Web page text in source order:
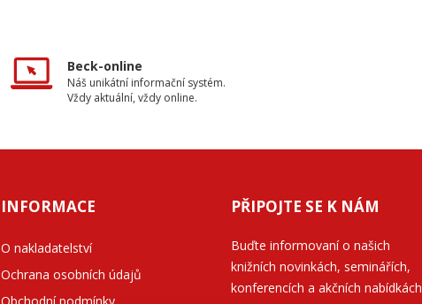
Beck-online
Náš unikátní informační systém.
Vždy aktuální, vždy online.
INFORMACE
O nakladatelství
Ochrana osobních údajů
PŘIPOJTE SE K NÁM
Buďte informovaní o našich
knižních novinkách, seminářích,
konferencích a akčních nabídkách